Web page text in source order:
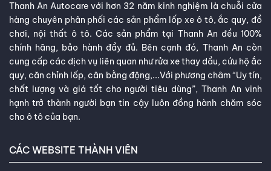
Thanh An Autocare với hơn 32 năm kinh nghiệm là chuỗi cửa
hàng chuyên phân phối các sản phẩm lốp xe ô tô, ắc quy, đồ
chơi, nội thất ô tô. Các sản phẩm tại Thanh An đều 100%
chính hãng, bảo hành đầy đủ. Bên cạnh đó, Thanh An còn
cung cấp các dịch vụ liên quan như rửa xe thay dầu, cứu hộ ắc
quy, căn chỉnh lốp, cân bằng động,...Với phương châm “Uy tín,
chất lượng và giá tốt cho người tiêu dùng”, Thanh An vinh
hạnh trở thành người bạn tin cậy luôn đồng hành chăm sóc
cho ô tô của bạn.
CÁC WEBSITE THÀNH VIÊN